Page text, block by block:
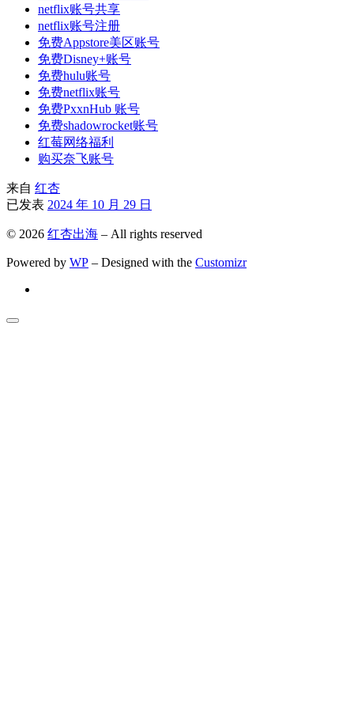
netflix账号共享
netflix账号注册
免费Appstore美区账号
免费Disney+账号
免费hulu账号
免费netflix账号
免费PxxnHub 账号
免费shadowrocket账号
红莓网络福利
购买奈飞账号
来自 红杏
已发表 2024 年 10 月 29 日
© 2026 红杏出海 – All rights reserved
Powered by WP – Designed with the Customizr